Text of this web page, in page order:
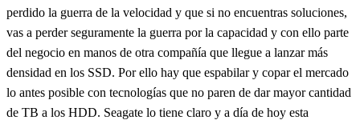
perdido la guerra de la velocidad y que si no encuentras soluciones,
vas a perder seguramente la guerra por la capacidad y con ello parte
del negocio en manos de otra compañía que llegue a lanzar más
densidad en los SSD. Por ello hay que espabilar y copar el mercado
lo antes posible con tecnologías que no paren de dar mayor cantidad
de TB a los HDD. Seagate lo tiene claro y a día de hoy esta